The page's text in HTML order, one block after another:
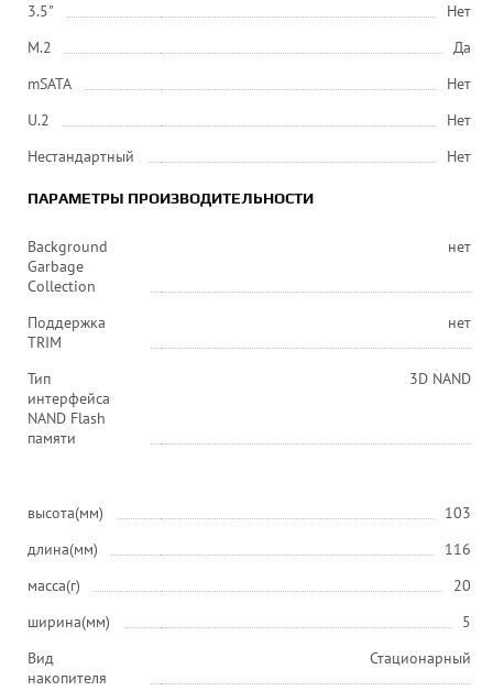
3.5"
Нет
M.2
Да
mSATA
Нет
U.2
Нет
Нестандартный
Нет
ПАРАМЕТРЫ ПРОИЗВОДИТЕЛЬНОСТИ
Background
Garbage
Collection
нет
Поддержка
TRIM
нет
Тип
интерфейса
NAND Flash
памяти
3D NAND
высота(мм)
103
длина(мм)
116
масса(г)
20
ширина(мм)
5
Вид
накопителя
Стационарный